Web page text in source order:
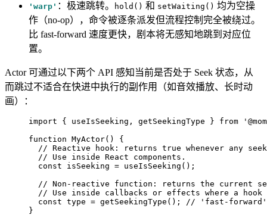
'warp' ：极速跳转。 hold() 和 setWaiting() 均为空操
作（no-op），命令被逐条派发但流程控制完全被绕过。
比 fast-forward 速度更快，剧本将无感知地跳到对应位
置。
Actor 可通过以下两个 API 感知当前是否处于 Seek 状态，从
而跳过不适合在快进中执行的副作用（如音效播放、长时动
画）：
import { useIsSeeking, getSeekingType } from '
function MyActor()
{
// Reactive hook: returns true whenever any
// Use inside React components.
const isSeeking = useIsSeeking ();
// Non-reactive function: returns the current
// Use inside callbacks or effects where a hook
const type = getSeekingType (); // 'fast-
}